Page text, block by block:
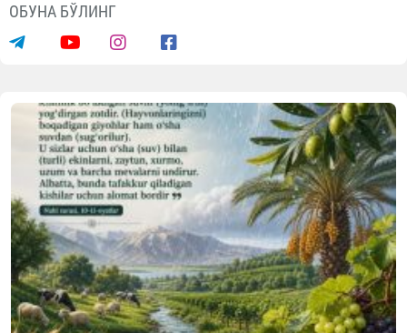
ОБУНА БЎЛИНГ